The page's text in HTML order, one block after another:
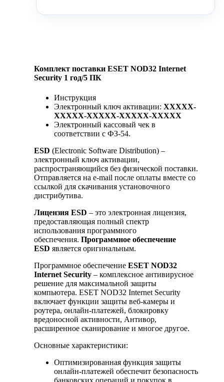
Комплект поставки ESET NOD32 Internet
Security 1 год/5 ПК
Инструкция
Электронный ключ активации: XXXXX-
XXXXX-XXXXX-XXXXX-XXXXX
Электронный кассовый чек в
соответствии с ФЗ-54.
ESD (Electronic Software Distribution) –
электронный ключ активации,
распространяющийся без физической поставки.
Отправляется на e-mail после оплаты вместе со
ссылкой для скачивания установочного
дистрибутива.
Лицензия ESD – это электронная лицензия,
предоставляющая полный спектр
использования программного
обеспечения. Программное обеспечение
ESD является оригинальным.
Программное обеспечение ESET NOD32
Internet Security – комплексное антивирусное
решение для максимальной защиты
компьютера. ESET NOD32 Internet Security
включает функции защиты веб-камеры и
роутера, онлайн-платежей, блокировку
вредоносной активности, Антивор,
расширенное сканирование и многое другое.
Основные характеристики:
Оптимизированная функция защиты
онлайн-платежей обеспечит безопасность
банковских операций и покупок в